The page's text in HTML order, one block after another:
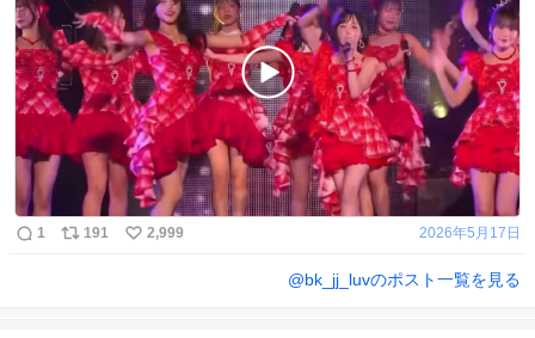
1 191 2,999 2026年5月17日
@bk_jj_luvのポスト一覧を見る